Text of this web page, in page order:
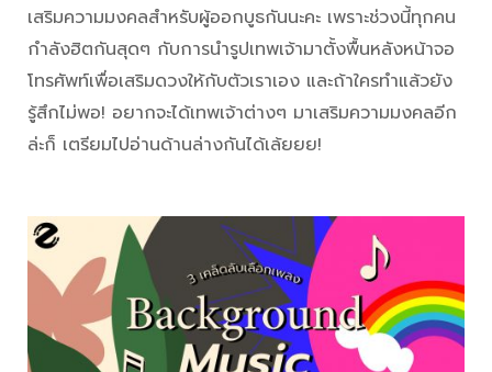
เสริมความมงคลสำหรับผู้ออกบูธกันนะคะ เพราะช่วงนี้ทุกคน
กำลังฮิตกันสุดๆ กับการนำรูปเทพเจ้ามาตั้งพื้นหลังหน้าจอ
โทรศัพท์เพื่อเสริมดวงให้กับตัวเราเอง และถ้าใครทำแล้วยัง
รู้สึกไม่พอ! อยากจะได้เทพเจ้าต่างๆ มาเสริมความมงคลอีก
ล่ะก็ เตรียมไปอ่านด้านล่างกันได้เล้ยยย!